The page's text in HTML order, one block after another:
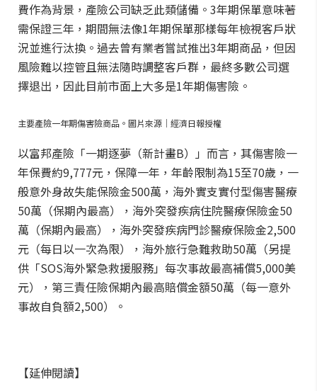
費作為背景，產險公司缺乏此類儲備。3年期保單意味著
需保證三年，期間無法像1年期保單那樣每年檢視客戶狀
況並進行汰換。過去曾有業者嘗試推出3年期商品，但因
風險難以控管且無法隨時調整客戶群，最終多數公司選
擇退出，因此目前市面上大多是1年期傷害險。
主要產險一年期傷害險商品。圖片來源｜經濟日報授權
以富邦產險「一期逐夢（新計畫B）」而言，其傷害險一
年保費約9,777元，保障一年，年齡限制為15至70歲，一
般意外身故失能保險金500萬，海外實支實付型傷害醫療
50萬（保期內最高），海外突發疾病住院醫療保險金50
萬（保期內最高），海外突發疾病門診醫療保險金2,500
元（每日以一次為限），海外旅行急難救助50萬（另提
供「SOS海外緊急救援服務」每次事故最高補償5,000美
元），第三責任險保期內最高賠償金額50萬（每一意外
事故自負額2,500）。
【延伸閱讀】